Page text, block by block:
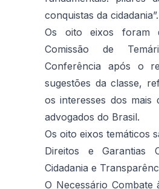
conquistas da cidadania”.
Os oito eixos foram
Comissão de
Conferência após o
sugestões da classe,
os interesses dos mais
advogados do Brasil.
Os oito eixos temáticos
Direitos e Garantias
Cidadania e
O Necessário Combate